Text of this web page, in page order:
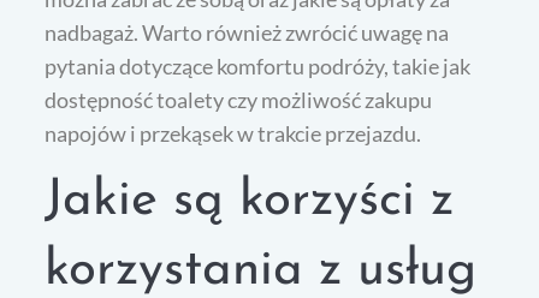
nadbagaż. Warto również zwrócić uwagę na
pytania dotyczące komfortu podróży, takie jak
dostępność toalety czy możliwość zakupu
napojów i przekąsek w trakcie przejazdu.
Jakie są korzyści z
korzystania z usług